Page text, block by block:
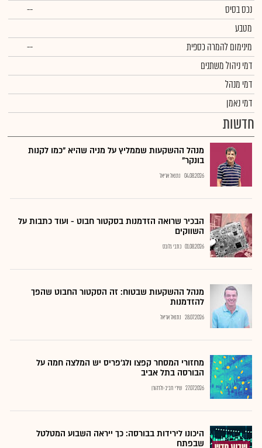
נכס בסיס
--
מטבע
מינימום להמרה כספית
--
דמי ניהול משתנים
דמי מנהל
דמי נאמן
חדשות
מנהל ההשקעות שממליץ על מניה שהיא "כמו לקנות
בונקר"
04.08.2026 נתנאל אריאל
הבכיר שרואה הזדמנות בסקטור חבוט - ועוד כתבות על
השווקים
01.08.2026 כתבי גלובס
מנהל ההשקעות שבטוח: זה הסקטור החבוט שהפך
להזדמנות
28.07.2026 נתנאל אריאל
מחזורי המסחר קפצו ולג'פריס יש המלצה חמה על
הבורסה בתל אביב
27.07.2026 שירי חביב-ולדהורן
היכונו לירידות בבורסה: כך ייראה השבוע המטלטל
שבפתח